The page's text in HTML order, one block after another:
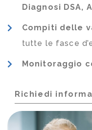
Diagnosi DSA,
Compiti delle
tutte le fasce
Monitoraggio
Richiedi